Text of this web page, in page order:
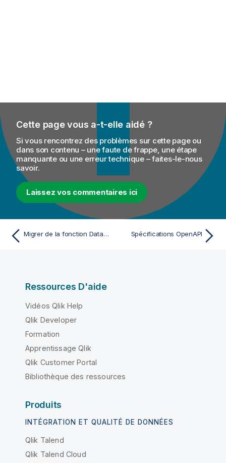
Cette page vous a-t-elle aidé ?
Si vous rencontrez des problèmes sur cette page ou
dans son contenu – une faute de frappe, une étape
manquante ou une erreur technique – faites-le-nous
savoir.
Laissez vos commentaires ici
Migrer de la fonction DatabaseInsert au tDBOutput avec plusieurs sorties Spécifications OpenAPI
Ressources D'aide
Vidéos Qlik Help
Qlik Developer
Formation
Apprentissage Qlik
Qlik Customer Portal
Bibliothèque des ressources
Produits
INTÉGRATION ET QUALITÉ DE DONNÉES
Qlik Talend
Qlik Talend Cloud